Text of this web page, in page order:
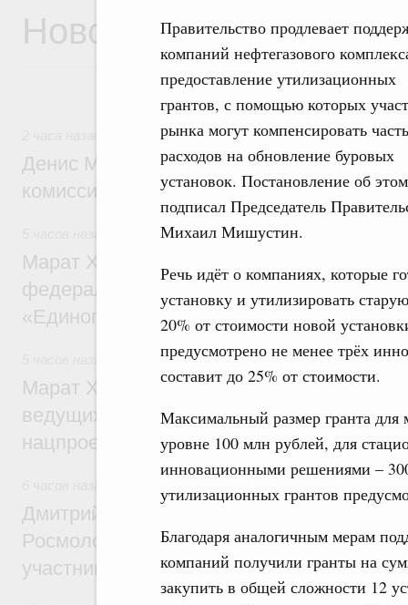
Правительство продлевает
компаний нефтегазового
предоставление утилизационных
грантов, с помощью которых
рынка могут компенсировать часть
расходов на обновление буровых
установок. Постановление об этом
подписал Председатель
Михаил Мишустин.
Речь идёт о компаниях, которые
установку и утилизировать
20% от стоимости новой
предусмотрено не менее трёх
составит до 25% от стоимости.
Максимальный размер гранта для
уровне 100 млн рублей, для
инновационными решениями –
утилизационных грантов
Благодаря аналогичным мерам
компаний получили гранты на
закупить в общей сложности 12
Новости
Общие вопросы промышленной политики
Денис Мантуров провёл заседание
комиссии по промышленности
Регулирование в сфере строительства
Марат Хуснуллин: Более 130
федерального значения построено под
«Единого заказчика»
Национальный проект «Инфраструктура
Марат Хуснуллин: Порядка 200
ведущих к спортивным объектам,
нацпроекту «Инфраструктура для
Дмитрий Чернышенко, Сергей Кравцов и
Росмолодёжи Григорий Гуров
участников проекта «Кольцо открытий»